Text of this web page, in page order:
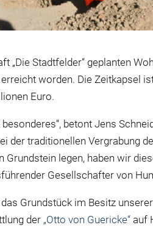
„Die Stadtfelder“ geplanten
worden. Die Zeitkapsel
Euro.
betont Jens
der traditionellen Vergrabung
legen, haben wir
Gesellschafter von
Grundstück im Besitz unserer
der „Otto von Guericke“ auf